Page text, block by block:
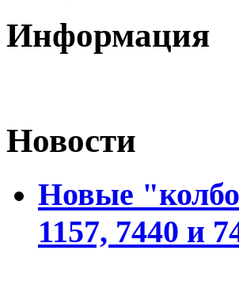
Информация
Новости
Новые
1157, 7440 и